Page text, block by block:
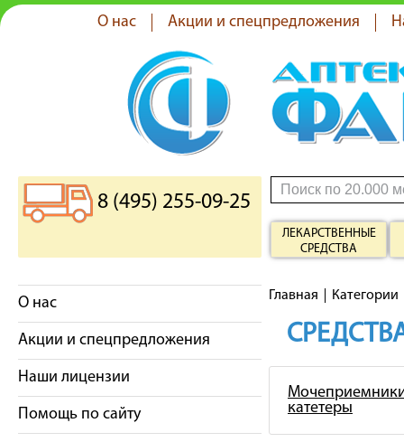
О нас Акции и спецпредложения
8 (495) 255-09-25
ЛЕКАРСТВЕННЫЕ
СРЕДСТВА
О нас
Акции и спецпредложения
Наши лицензии
Помощь по сайту
Главная Категории
катетеры